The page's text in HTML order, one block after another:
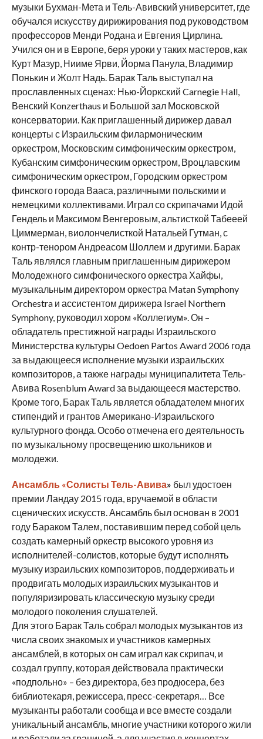
музыки Бухман-Мета и Тель-Авивский университет, где
обучался искусству дирижирования под руководством
профессоров Менди Родана и Евгения Цирлина.
Учился он и в Европе, беря уроки у таких мастеров, как
Курт Мазур, Нииме Ярви, Йорма Панула, Владимир
Понькин и Жолт Надь. Барак Таль выступал на
прославленных сценах: Нью-Йоркский Carnegie Hall,
Венский Konzerthaus и Большой зал Московской
консерватории. Как приглашенный дирижер давал
концерты с Израильским филармоническим
оркестром, Московским симфоническим оркестром,
Кубанским симфоническим оркестром, Вроцлавским
симфоническим оркестром, Городским оркестром
финского города Вааса, различными польскими и
немецкими коллективами. Играл со скрипачами Идой
Гендель и Максимом Венгеровым, альтисткой Табееей
Циммерман, виолончелисткой Натальей Гутман, с
контр-тенором Андреасом Шоллем и другими. Барак
Таль являлся главным приглашенным дирижером
Молодежного симфонического оркестра Хайфы,
музыкальным директором оркестра Matan Symphony
Orchestra и ассистентом дирижера Israel Northern
Symphony, руководил хором «Коллегиум». Он –
обладатель престижной награды Израильского
Министерства культуры Oedoen Partos Award 2006 года
за выдающееся исполнение музыки израильских
композиторов, а также награды муниципалитета Тель-
Авива Rosenblum Award за выдающееся мастерство.
Кроме того, Барак Таль является обладателем многих
стипендий и грантов Американо-Израильского
культурного фонда. Особо отмечена его деятельность
по музыкальному просвещению школьников и
молодежи.
Ансамбль «Солисты Тель-Авива» был удостоен
премии Ландау 2015 года, вручаемой в области
сценических искусств. Ансамбль был основан в 2001
году Бараком Талем, поставившим перед собой цель
создать камерный оркестр высокого уровня из
исполнителей-солистов, которые будут исполнять
музыку израильских композиторов, поддерживать и
продвигать молодых израильских музыкантов и
популяризировать классическую музыку среди
молодого поколения слушателей.
Для этого Барак Таль собрал молодых музыкантов из
числа своих знакомых и участников камерных
ансамблей, в которых он сам играл как скрипач, и
создал группу, которая действовала практически
«подпольно» – без директора, без продюсера, без
библиотекаря, режиссера, пресс-секретаря… Все
музыканты работали сообща и все вместе создали
уникальный ансамбль, многие участники которого жили